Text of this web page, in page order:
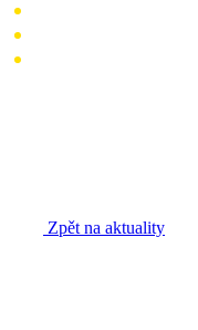
Zpět na aktuality